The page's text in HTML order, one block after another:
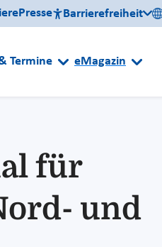
Presse Barrierefreiheit
Termine eMagazin
für
und